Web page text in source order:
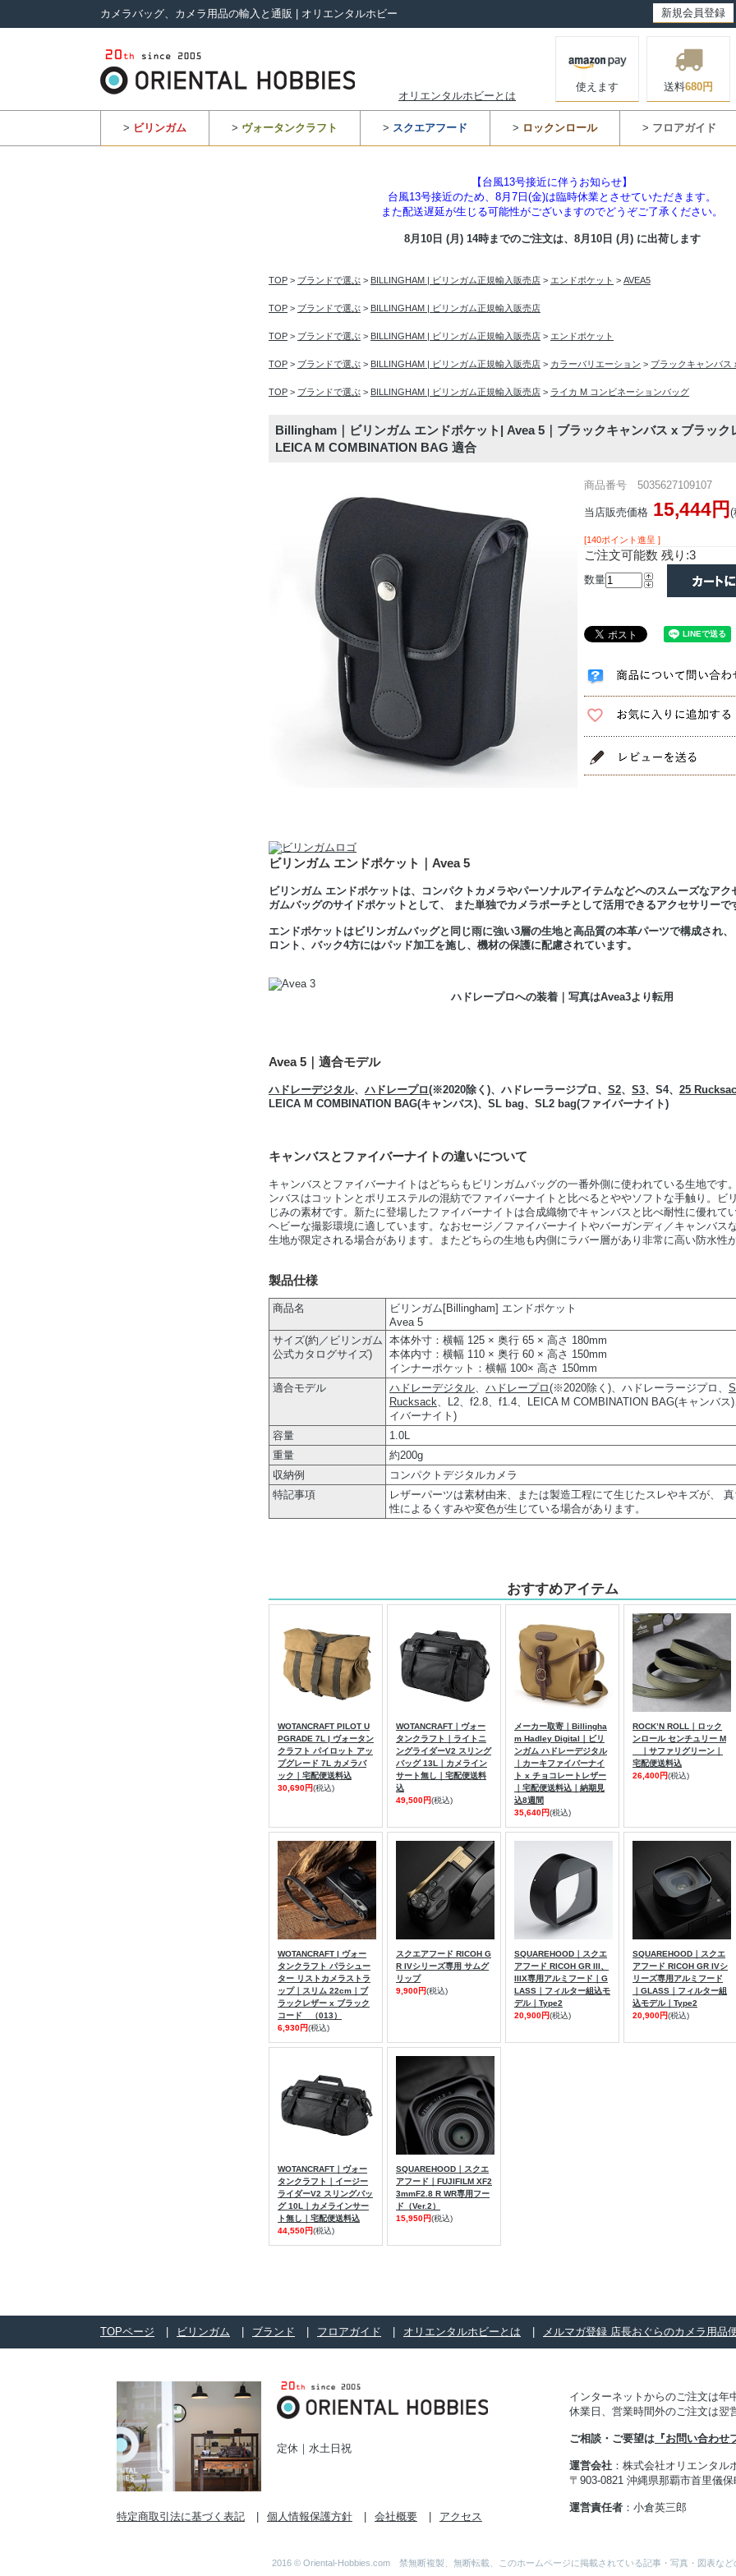
カメラバッグ、カメラ用品の輸入と通販 | オリエンタルホビー 新規会員登録
オリエンタルホビーとは
使えます 送料680円
> ビリンガム > ヴォータンクラフト > スクエアフード > ロックンロール > フロアガイド
【台風13号接近に伴うお知らせ】
台風13号接近のため、8月7日(金)は臨時休業とさせていただきます。
また配送遅延が生じる可能性がございますのでどうぞご了承ください。
8月10日 (月) 14時までのご注文は、 8月10日 (月) に出荷します
TOP > ブランドで選ぶ > BILLINGHAM | ビリンガム正規輸入販売店 > エンドポケット > AVEA5
TOP > ブランドで選ぶ > BILLINGHAM | ビリンガム正規輸入販売店
TOP > ブランドで選ぶ > BILLINGHAM | ビリンガム正規輸入販売店 > エンドポケット
TOP > ブランドで選ぶ > BILLINGHAM | ビリンガム正規輸入販売店 > カラーバリエーション > ブラックキャンバス
TOP > ブランドで選ぶ > BILLINGHAM | ビリンガム正規輸入販売店 > ライカ M コンビネーションバッグ
Billingham｜ビリンガム エンドポケット| Avea 5｜ブラックキャンバス x ブラック
LEICA M COMBINATION BAG 適合
商品番号 5035627109107
当店販売価格 15,444円(
[140ポイント進呈 ]
ご注文可能数 残り:3
数量
ビリンガム エンドポケット｜Avea 5
ビリンガム エンドポケットは、コンパクトカメラやパーソナルアイテムなどへのスムーズなアク
ガムバッグのサイドポケットとして、 また単独でカメラポーチとして活用できるアクセサリーで
エンドポケットはビリンガムバッグと同じ雨に強い3層の生地と高品質の本革パーツで構成され
ロント、バック4方にはパッド加工を施し、機材の保護に配慮されています。
ハドレープロへの装着｜写真はAvea3より転用
Avea 5｜適合モデル
ハドレーデジタル、 ハドレープロ(※2020除く)、ハドレーラージプロ、 S2、 S3、S4、 25
LEICA M COMBINATION BAG(キャンバス)、SL bag、SL2 bag(ファイバーナイト)
キャンバスとファイバーナイトの違いについて
キャンバスとファイバーナイトはどちらもビリンガムバッグの一番外側に使われている生地です
ンバスはコットンとポリエステルの混紡でファイバーナイトと比べるとややソフトな手触り。ビ
じみの素材です。新たに登場したファイバーナイトは合成織物でキャンバスと比べ耐性に優れて
ヘビーな撮影環境に適しています。なおセージ／ファイバーナイトやバーガンディ／キャンバス
生地が限定される場合があります。またどちらの生地も内側にラバー層があり非常に高い防水性
製品仕様
商品名
ビリンガム[Billingham] エンドポケット
Avea 5
サイズ(約／ビリンガム
公式カタログサイズ)
本体外寸：横幅 125 × 奥行 65 × 高さ 180mm
本体内寸：横幅 110 × 奥行 60 × 高さ 150mm
インナーポケット：横幅 100× 高さ 150mm
適合モデル
ハドレーデジタル、 ハドレープロ(※2020除く)、ハドレーラージプロ、
Rucksack、L2、f2.8、f1.4、LEICA M COMBINATION BAG(キャンバス
イバーナイト)
容量
1.0L
重量
約200g
収納例
コンパクトデジタルカメラ
特記事項
レザーパーツは素材由来、または製造工程にて生じたスレやキズが、
性によるくすみや変色が生じている場合があります。
おすすめアイテム
WOTANCRAFT PILOT U
PGRADE 7L | ヴォータン
クラフト パイロット アッ
プグレード 7L カメラバ
ック｜宅配便送料込
30,690円(税込)
WOTANCRAFT｜ヴォー
タンクラフト｜ライトニ
ングライダーV2 スリング
バッグ 13L｜カメライン
サート無し｜宅配便送料
込
49,500円(税込)
メーカー取寄｜Billingha
m Hadley Digital｜ビリ
ンガム ハドレーデジタル
｜カーキファイバーナイ
ト x チョコレートレザー
｜宅配便送料込｜納期見
込8週間
35,640円(税込)
ROCK’N ROLL｜ロック
ンロール センチュリー M
｜サファリグリーン｜
宅配便送料込
26,400円(税込)
WOTANCRAFT | ヴォー
タンクラフト パラシュー
ター リストカメラストラ
ップ｜スリム 22cm｜ブ
ラックレザー x ブラック
コード （013）
6,930円(税込)
スクエアフード RICOH G
R IVシリーズ専用 サムグ
リップ
9,900円(税込)
SQUAREHOOD｜スクエ
アフード RICOH GR III、
IIIX専用アルミフード｜G
LASS｜フィルター組込モ
デル｜Type2
20,900円(税込)
SQUAREHOOD｜スクエ
アフード RICOH GR IVシ
リーズ専用アルミフード
｜GLASS｜フィルター組
込モデル｜Type2
20,900円(税込)
WOTANCRAFT｜ヴォー
タンクラフト｜イージー
ライダーV2 スリングバッ
グ 10L｜カメラインサー
ト無し｜宅配便送料込
44,550円(税込)
SQUAREHOOD｜スクエ
アフード｜FUJIFILM XF2
3mmF2.8 R WR専用フー
ド（Ver.2）
15,950円(税込)
TOPページ ビリンガム ブランド フロアガイド オリエンタルホビーとは メルマガ登録 店長おぐらのカメラ用品
定休｜水土日祝
特定商取引法に基づく表記 個人情報保護方針 会社概要 アクセス
インターネットからのご注文は年
休業日、営業時間外のご注文は翌
ご相談・ご要望は 『お問い合わせ
運営会社 ：株式会社オリエンタル
〒903-0821 沖縄県那覇市首里儀保
運営責任者 ：小倉英三郎
2016 © Oriental-Hobbies.com 禁無断複製、無断転載、このホームページに掲載されている記事・写真・図表など